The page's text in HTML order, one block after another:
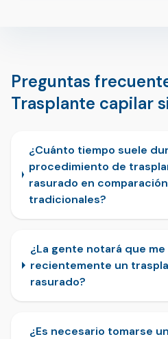
Preguntas
Trasplante capilar
¿Cuánto tiempo suele
procedimiento de
rasurado en
tradicionales?
¿La gente notará que
recientemente un
rasurado?
¿Es necesario tomarse